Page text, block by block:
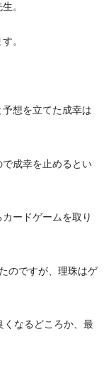
。
。
想を立てた成幸は
成幸を止めるとい
ードゲームを取り
のですが、理珠はゲ
くなるどころか、最